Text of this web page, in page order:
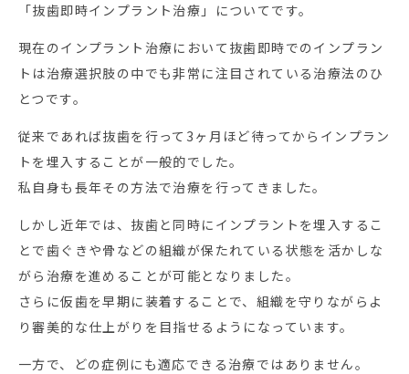
「抜歯即時インプラント治療」についてです。
現在のインプラント治療において抜歯即時でのインプラン
トは治療選択肢の中でも非常に注目されている治療法のひ
とつです。
従来であれば抜歯を行って3ヶ月ほど待ってからインプラン
トを埋入することが一般的でした。
私自身も長年その方法で治療を行ってきました。
しかし近年では、抜歯と同時にインプラントを埋入するこ
とで歯ぐきや骨などの組織が保たれている状態を活かしな
がら治療を進めることが可能となりました。
さらに仮歯を早期に装着することで、組織を守りながらよ
り審美的な仕上がりを目指せるようになっています。
一方で、どの症例にも適応できる治療ではありません。